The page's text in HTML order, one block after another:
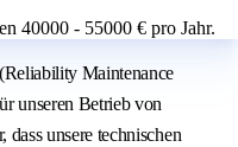
40000 - 55000 € pro Jahr.
Maintenance
unseren Betrieb von
dass unsere technischen